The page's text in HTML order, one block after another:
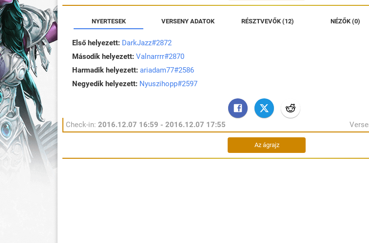
NYERTESEK VERSENY ADATOK RÉSZTVEVŐK (12) NÉZŐK (0)
Első helyezett: DarkJazz#2872
Második helyezett: Valnarrrr#2870
Harmadik helyezett: ariadam77#2586
Negyedik helyezett: Nyuszihopp#2597
Check-in: 2016.12.07 16:59 - 2016.12.07 17:55
Az ágrajz